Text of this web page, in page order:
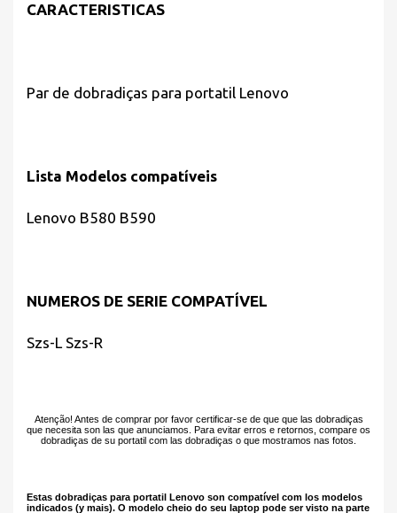
CARACTERISTICAS
Par de dobradiças para portatil Lenovo
Lista Modelos compatíveis
Lenovo B580 B590
NUMEROS DE SERIE COMPATÍVEL
Szs-L Szs-R
Atenção! Antes de comprar por favor certificar-se de que que las dobradiças
que necesita son las que anunciamos. Para evitar erros e retornos, compare os
dobradiças de su portatil com las dobradiças o que mostramos nas fotos.
Estas dobradiças para portatil Lenovo son compatível com los modelos
indicados (y mais). O modelo cheio do seu laptop pode ser visto na parte